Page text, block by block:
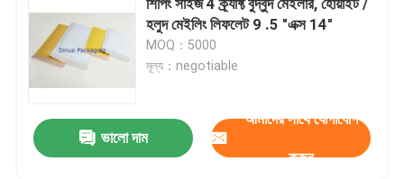
হলুদ মেইলিং লিফলেট 9 .5 "এক্স 14"
MOQ：5000
মূল্য：negotiable
ভালো দাম
আমাদের সাথে যোগাযোগ
করুন